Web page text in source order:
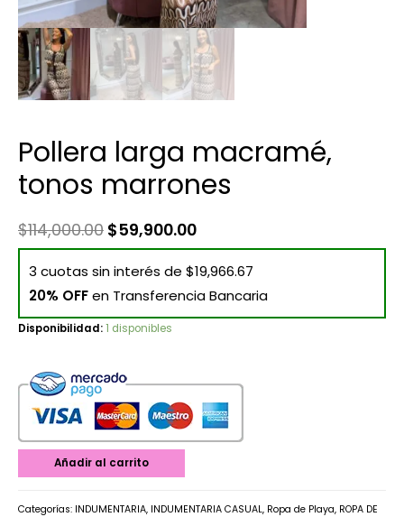
Pollera larga macramé,
tonos marrones
$114,000.00 $59,900.00
3 cuotas sin interés de $19,966.67
20% OFFen Transferencia Bancaria
Disponibilidad:1 disponibles
Añadir al carrito
Categorías: INDUMENTARIA, INDUMENTARIA CASUAL, Ropa de Playa, ROPA DE